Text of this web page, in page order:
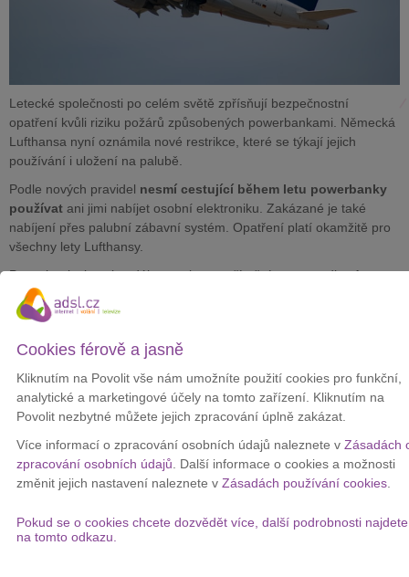
Letecké společnosti po celém světě zpřísňují bezpečnostní
opatření kvůli riziku požárů způsobených powerbankami. Německá
Lufthansa nyní oznámila nové restrikce, které se týkají jejich
používání i uložení na palubě.
Podle nových pravidel nesmí cestující během letu powerbanky
používat ani jimi nabíjet osobní elektroniku. Zakázané je také
nabíjení přes palubní zábavní systém. Opatření platí okamžitě pro
všechny lety Lufthansy.
Powerbanky jsou i nadále povoleny v příručním zavazadle,do
odbaveného zavazadla ale nepatří
Nově je však zakázáno jejich ukládání do zavazadlového prostoru
pod sedadlem.
Lufthansa zároveň stanovilamaximální kapacitu 100 Wh, což
odpovídá zhruba 27 000 mAh. Každý cestující smí mít na palubě
nejvýše dvě powerbanky. Větší baterie jsou možné jen s
předchozím souhlasem aerolinky, jinak hrozí jejich zabavení a
Důvodem změn jsou aktualizovaná doporučení Evropské agentury
Lufthansu, ale i na její dceřiné a partnerské aerolinky, jako jsou
Swiss, Eurowings, Austrian Airlines, Brussels Airlines či
Cookies férově a jasně
Kliknutím na Povolit vše nám umožníte použití cookies pro funkční,
analytické a marketingové účely na tomto zařízení. Kliknutím na
Povolit nezbytné můžete jejich zpracování úplně zakázat.
Více informací o zpracování osobních údajů naleznete v Zásadách
zpracování osobních údajů . Další informace o cookies a možnosti
změnit jejich nastavení naleznete v Zásadách používání cookies.
Pokud se o cookies chcete dozvědět více, další podrobnosti najdete
na tomto odkazu.